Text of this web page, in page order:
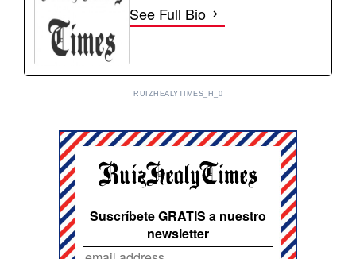
See Full Bio
RUIZHEALYTIMES_H_0
Suscríbete GRATIS a nuestro
newsletter